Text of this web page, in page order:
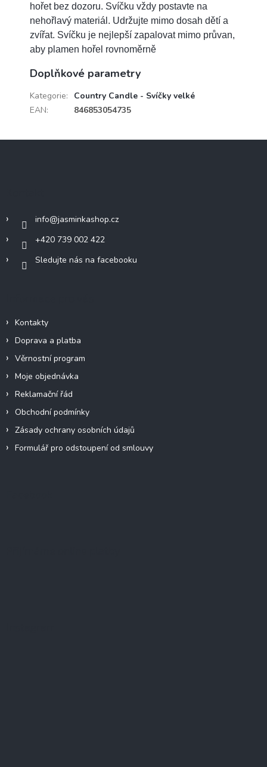
hořet bez dozoru. Svíčku vždy postavte na
nehořlavý materiál. Udržujte mimo dosah dětí a
zvířat. Svíčku je nejlepší zapalovat mimo průvan,
aby plamen hořel rovnoměrně
Doplňkové parametry
Kategorie:
Country Candle - Svíčky velké
EAN: 846853054735
info@jasminkashop.cz
+420 739 002 422
Sledujte nás na facebooku
Kontakty
Doprava a platba
Věrnostní program
Moje objednávka
Reklamační řád
Obchodní podmínky
Zásady ochrany osobních údajů
Formulář pro odstoupení od smlouvy